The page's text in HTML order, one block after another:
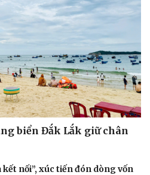
Cửa sổ tình yêu
Kể chuyện cho bé
Hạt giống tâm hồn
biển Đắk Lắk giữ chân
kết nối”, xúc tiến đón dòng vốn